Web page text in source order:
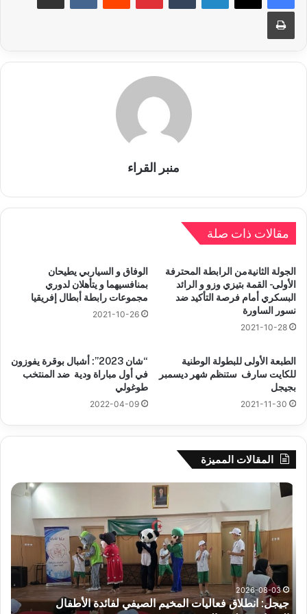
طباعة
منبر القراء
مقالات ذات صلة
الجولة الثانيةمن الرابطة المحترفة
الأولى- القمة بتيزي وزو و الرائد
البسكري أمام فرصة التأكيد ضد
نسور الساورة
2021-10-28
الوفاق و السياربي يطيحان
بمنافسيهما و يتأهلان لدوري
مجموعات رابطة أبطال إفريقيا
2021-10-26
الطبعة الأولى للبطولة الوطنية
للكايت سارف ستنظم شهر ديسمبر
بجيجل
2021-11-30
“شان 2023”: أشبال بوقرة يفوزون
في أول مباراة ودية ضد المنتخب
طوغولي
2022-04-09
المقالات المميزة
جيجل:
المخيم
لفائدة
الأطفال
المصابين
بطيف
2026-08-03
جيجل: انطلاق فعاليات المخيم الصيفي لفائدة الأطفال